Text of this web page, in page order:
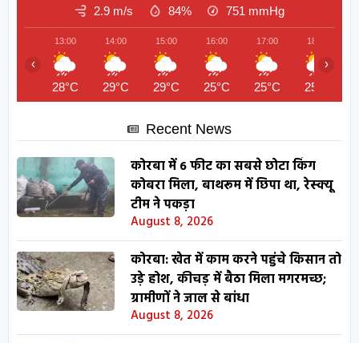
2.9 m/s 84% 751 mmHg
13:00
28°C
14:00
29°C
15:00
29°C
16:00
25°C
17:00
25°C
18:00
25°C
‹ ›
Recent News
कोरबा में 6 फीट का सबसे छोटा किंग
कोबरा मिला, बाथरूम में छिपा था, रेस्क्यू
टीम ने पकड़ा
August 8, 2026
कोरबा: खेत में काम करने पहुंचे किसान तो
उड़े होश, कीचड़ में बैठा मिला मगरमच्छ;
ग्रामीणों ने जाल से बांधा
August 8, 2026